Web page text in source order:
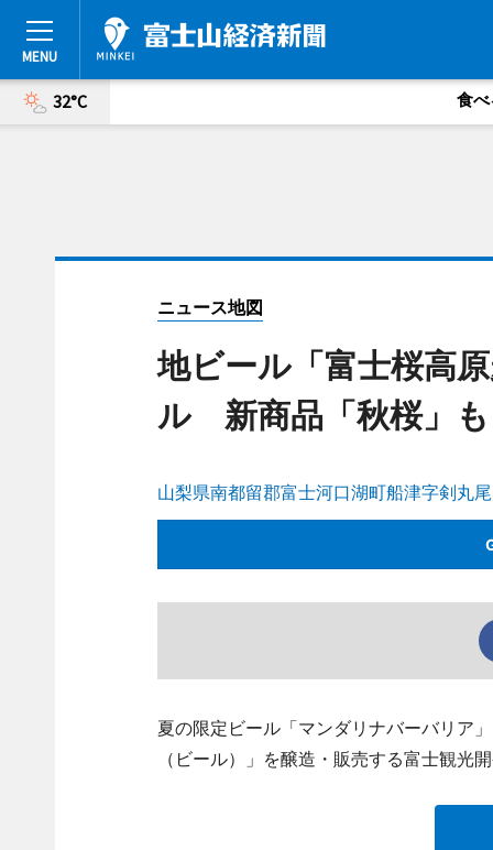
32°C 食べ
ニュース地図
地ビール「富士桜高
ル 新商品「秋桜」も
山梨県南都留郡富士河口湖町船津字剣丸
夏の限定ビール「マンダリナバーバリア
（ビール）」を醸造・販売する富士観光